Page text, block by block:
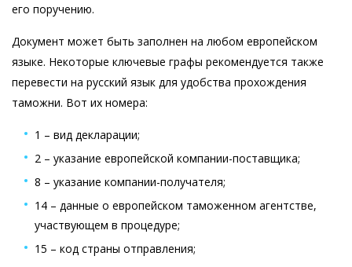
его поручению.
Документ может быть заполнен на любом европейском
языке. Некоторые ключевые графы рекомендуется также
перевести на русский язык для удобства прохождения
таможни. Вот их номера:
1 – вид декларации;
2 – указание европейской компании-поставщика;
8 – указание компании-получателя;
14 – данные о европейском таможенном агентстве,
участвующем в процедуре;
15 – код страны отправления;